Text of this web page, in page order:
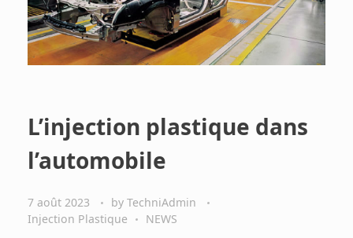
L’injection plastique dans
l’automobile
7 août 2023 by TechniAdmin
Injection Plastique
NEWS